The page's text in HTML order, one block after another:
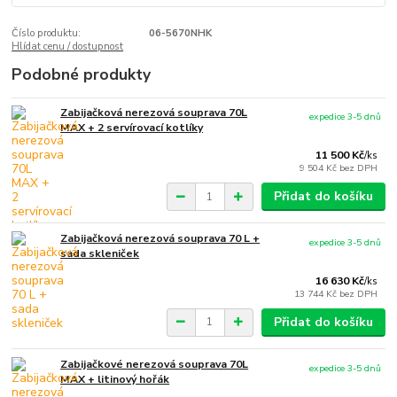
Číslo produktu:
06-5670NHK
Hlídat cenu / dostupnost
Podobné produkty
Zabijačková nerezová souprava 70L
MAX + 2 servírovací kotlíky
11 500 Kč/ks
9 504 Kč bez DPH
expedice 3-5 dnů
Přidat do košíku
Zabijačková nerezová souprava 70 L +
sada skleniček
16 630 Kč/ks
13 744 Kč bez DPH
expedice 3-5 dnů
Přidat do košíku
Zabijačkové nerezová souprava 70L
MAX + litinový hořák
expedice 3-5 dnů